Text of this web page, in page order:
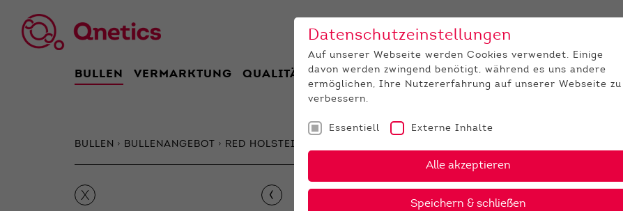
BULLEN VERMARKTUNG QUALITÄT JUNGZÜCHTER
BULLEN BULLENANGEBOT RED HOLSTEIN
X ‹ ›
Datenschutzeinstellungen
Auf unserer Webseite werden Cookies verwendet. Einige
davon werden zwingend benötigt, während es uns andere
ermöglichen, Ihre Nutzererfahrung auf unserer Webseite zu
verbessern.
Essentiell Externe Inhalte
Alle akzeptieren
Speichern & schließen